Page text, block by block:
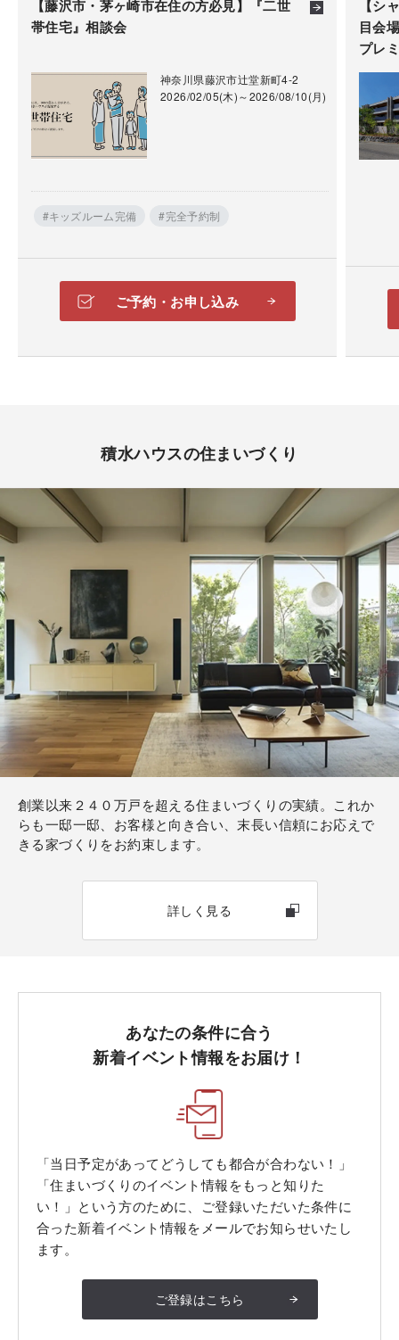
将来を見据えた、ファイナンシャルプランについて相
住まいづくりは人生の一大イベント。お金についても
気になりますよね。住宅ローンはいくらまで組めるか
はもちろん、新しい暮らしが、ご家族にとってより豊
かになるように、ファイナンシャルプランナーがお応
の部分にご記入ください。
【藤沢市・茅ヶ崎市在住の方必見】『二世
帯住宅』相談会
神奈川県藤沢市辻堂新町4-2
2026/02/05(木)～2026/08/10(月)
#キッズルーム完備 #完全予約制
ご予約・お申し込み
【シ
目会
プレ
積水ハウスの住まいづくり
創業以来２４０万戸を超える住まいづくりの実績。これか
らも一邸一邸、お客様と向き合い、末長い信頼にお応えで
きる家づくりをお約束します。
詳しく見る
あなたの条件に合う
新着イベント情報をお届け！
「当日予定があってどうしても都合が合わない！」
「住まいづくりのイベント情報をもっと知りた
い！」という方のために、ご登録いただいた条件に
合った新着イベント情報をメールでお知らせいたし
ます。
ご登録はこちら